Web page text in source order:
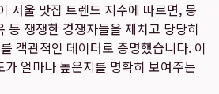
서울 맛집 트렌드 지수에 따르면, 몽
등 쟁쟁한 경쟁자들을 제치고 당당히
객관적인 데이터로 증명했습니다. 이
얼마나 높은지를 명확히 보여주는